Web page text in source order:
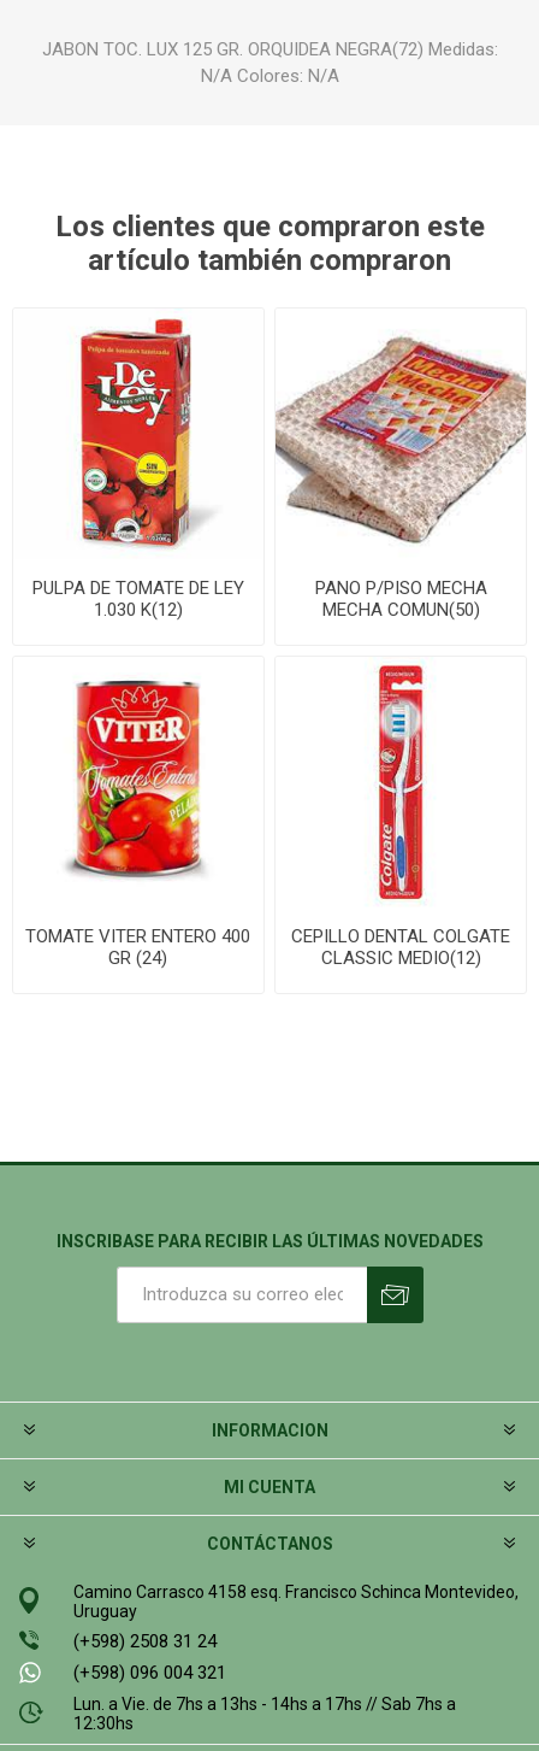
JABON TOC. LUX 125 GR. ORQUIDEA NEGRA(72) Medidas:
N/A Colores: N/A
Los clientes que compraron este
artículo también compraron
PULPA DE TOMATE DE LEY
1.030 K(12)
PANO P/PISO MECHA
MECHA COMUN(50)
TOMATE VITER ENTERO 400
GR (24)
CEPILLO DENTAL COLGATE
CLASSIC MEDIO(12)
INSCRIBASE PARA RECIBIR LAS ÚLTIMAS NOVEDADES
INFORMACION
MI CUENTA
CONTÁCTANOS
Camino Carrasco 4158 esq. Francisco Schinca Montevideo,
Uruguay
(+598) 2508 31 24
(+598) 096 004 321
Lun. a Vie. de 7hs a 13hs - 14hs a 17hs // Sab 7hs a
12:30hs